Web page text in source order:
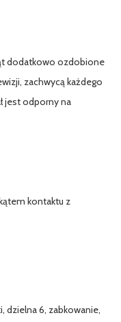
dodatkowo ozdobione
zachwycą każdego
jest odporny na
kontaktu z
6, zabkowanie,